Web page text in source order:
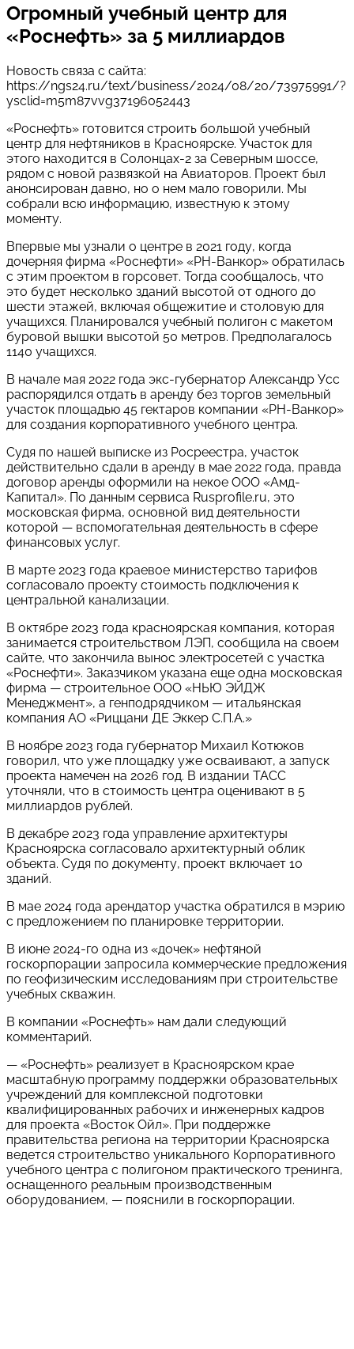
Огромный учебный центр для
«Роснефть» за 5 миллиардов
Новость связа с сайта:
https://ngs24.ru/text/business/2024/08/20/73975991/?
ysclid=m5m87vvg37196052443
«Роснефть» готовится строить большой учебный
центр для нефтяников в Красноярске. Участок для
этого находится в Солонцах-2 за Северным шоссе,
рядом с новой развязкой на Авиаторов. Проект был
анонсирован давно, но о нем мало говорили. Мы
собрали всю информацию, известную к этому
моменту.
Впервые мы узнали о центре в 2021 году, когда
дочерняя фирма «Роснефти» «РН-Ванкор» обратилась
с этим проектом в горсовет. Тогда сообщалось, что
это будет несколько зданий высотой от одного до
шести этажей, включая общежитие и столовую для
учащихся. Планировался учебный полигон с макетом
буровой вышки высотой 50 метров. Предполагалось
1140 учащихся.
В начале мая 2022 года экс-губернатор Александр Усс
распорядился отдать в аренду без торгов земельный
участок площадью 45 гектаров компании «РН-Ванкор»
для создания корпоративного учебного центра.
Судя по нашей выписке из Росреестра, участок
действительно сдали в аренду в мае 2022 года, правда
договор аренды оформили на некое ООО «Амд-
Капитал». По данным сервиса Rusprofile.ru, это
московская фирма, основной вид деятельности
которой — вспомогательная деятельность в сфере
финансовых услуг.
В марте 2023 года краевое министерство тарифов
согласовало проекту стоимость подключения к
центральной канализации.
В октябре 2023 года красноярская компания, которая
занимается строительством ЛЭП, сообщила на своем
сайте, что закончила вынос электросетей с участка
«Роснефти». Заказчиком указана еще одна московская
фирма — строительное ООО «НЬЮ ЭЙДЖ
Менеджмент», а генподрядчиком — итальянская
компания АО «Риццани ДЕ Эккер С.П.А.»
В ноябре 2023 года губернатор Михаил Котюков
говорил, что уже площадку уже осваивают, а запуск
проекта намечен на 2026 год. В издании ТАСС
уточняли, что в стоимость центра оценивают в 5
миллиардов рублей.
В декабре 2023 года управление архитектуры
Красноярска согласовало архитектурный облик
объекта. Судя по документу, проект включает 10
зданий.
В мае 2024 года арендатор участка обратился в мэрию
с предложением по планировке территории.
В июне 2024-го одна из «дочек» нефтяной
госкорпорации запросила коммерческие предложения
по геофизическим исследованиям при строительстве
учебных скважин.
В компании «Роснефть» нам дали следующий
комментарий.
— «Роснефть» реализует в Красноярском крае
масштабную программу поддержки образовательных
учреждений для комплексной подготовки
квалифицированных рабочих и инженерных кадров
для проекта «Восток Ойл». При поддержке
правительства региона на территории Красноярска
ведется строительство уникального Корпоративного
учебного центра с полигоном практического тренинга,
оснащенного реальным производственным
оборудованием, — пояснили в госкорпорации.